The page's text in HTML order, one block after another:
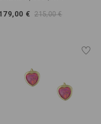
€ 215,00 €